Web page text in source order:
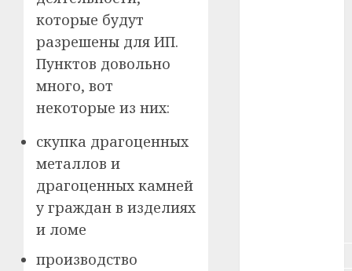
которые будут
разрешены для ИП.
Пунктов довольно
много, вот
некоторые из них:
скупка драгоценных
металлов и
драгоценных камней
у граждан в изделиях
и ломе
производство